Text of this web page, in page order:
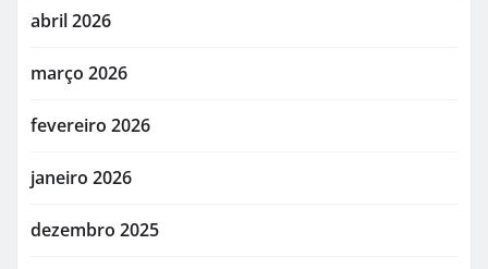
abril 2026
março 2026
fevereiro 2026
janeiro 2026
dezembro 2025